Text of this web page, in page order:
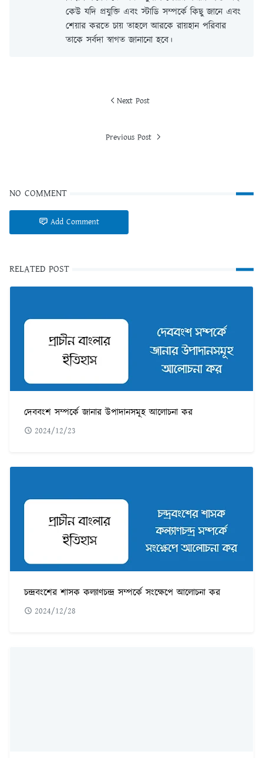
কেউ যদি প্রযুক্তি এবং স্টাডি সম্পর্কে কিছু জানে এবং
শেয়ার করতে চায় তাহলে আরকে রায়হান পরিবার
তাকে সর্বদা স্বাগত জানানো হবে।
Next Post
Previous Post
NO COMMENT
Add Comment
RELATED POST
দেববংশ সম্পর্কে জানার উপাদানসমূহ আলোচনা কর
2024/12/23
চন্দ্রবংশের শাসক কল্যাণচন্দ্র সম্পর্কে সংক্ষেপে আলোচনা কর
2024/12/28